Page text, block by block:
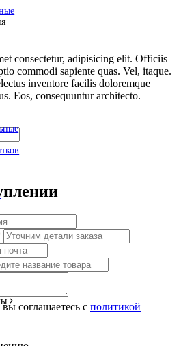
consectetur, adipisicing elit. Officiis
commodi sapiente quas. Vel, itaque.
inventore facilis doloremque
Eos, consequuntur architecto.
соглашаетесь с политикой